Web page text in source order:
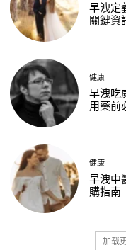
早洩定
關鍵資
健康
早洩吃
用藥前
健康
早洩中
購指南
加载